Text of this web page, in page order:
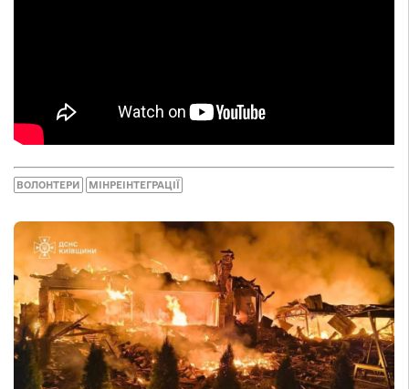
ВОЛОНТЕРИ МІНРЕІНТЕГРАЦІЇ